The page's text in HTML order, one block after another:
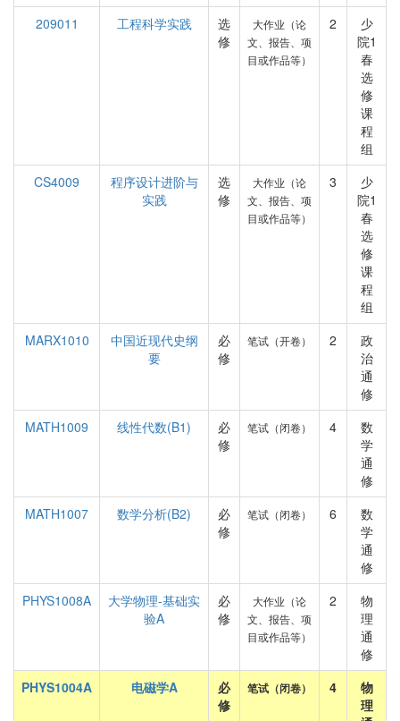
209011
工程科学实践
选
修
大作业（论
文、报告、项
目或作品等）
2
少
院1
春
选
修
课
程
组
CS4009
程序设计进阶与
实践
选
修
大作业（论
文、报告、项
目或作品等）
3
少
院1
春
选
修
课
程
组
MARX1010
中国近现代史纲
要
必
修
笔试（开卷） 2
政
治
通
修
MATH1009
线性代数(B1)
必
修
笔试（闭卷） 4
数
学
通
修
MATH1007
数学分析(B2)
必
修
笔试（闭卷） 6
数
学
通
修
PHYS1008A
大学物理-基础实
验A
必
修
大作业（论
文、报告、项
目或作品等）
2
物
理
通
修
PHYS1004A
电磁学A
必
修
笔试（闭卷） 4
物
理